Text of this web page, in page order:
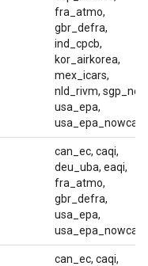
fra_atmo,
gbr_defra,
ind_cpcb,
kor_airkorea,
mex_icars,
nld_rivm, sgp_nea,
usa_epa,
usa_epa_nowcast
can_ec, caqi,
deu_uba, eaqi,
fra_atmo,
gbr_defra,
usa_epa,
usa_epa_nowcast
can_ec, caqi,